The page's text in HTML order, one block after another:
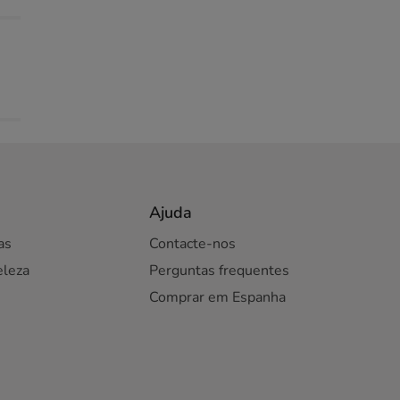
Ajuda
Contacte-nos
Perguntas frequentes
Comprar em Espanha